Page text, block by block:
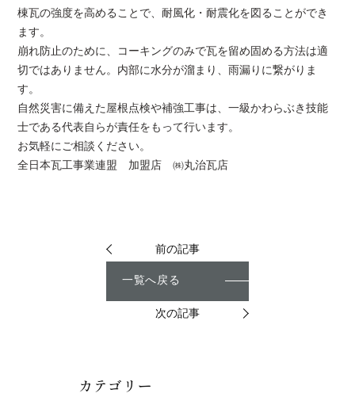
棟瓦の強度を高めることで、耐風化・耐震化を図ることができ
ます。
崩れ防止のために、コーキングのみで瓦を留め固める方法は適
切ではありません。内部に水分が溜まり、雨漏りに繋がりま
す。
自然災害に備えた屋根点検や補強工事は、一級かわらぶき技能
士である代表自らが責任をもって行います。
お気軽にご相談ください。
全日本瓦工事業連盟 加盟店 ㈱丸治瓦店
前の記事
一覧へ戻る
次の記事
カテゴリー